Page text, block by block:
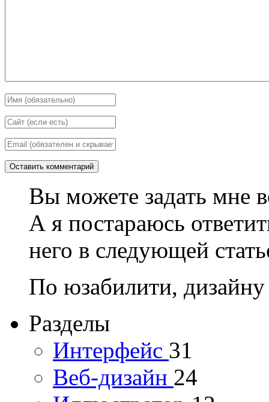
Вы можете задать мне
А я постараюсь
него в следующей
По юзабилити,
Разделы
Интерфейс 31
Веб-дизайн 24